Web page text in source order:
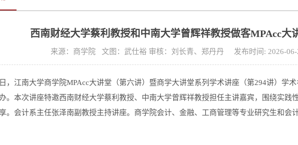
西南财经大学蔡利教授和中南大学曾辉祥教授做客MPAcc大
来源：商学院 文图：武仕裕 审核：刘长青、郑丹丹 发布时间: 2026-
，江南大学商学院MPAcc大讲堂（第六讲）暨商学大讲堂系列学术讲座（第294讲）学
。本次讲座特邀西南财经大学蔡利教授、中南大学曾辉祥教授担任主讲嘉宾，围绕实践
。会计系主任张泽南副教授主持讲座。商学院会计、金融、工商管理等专业研究生和会